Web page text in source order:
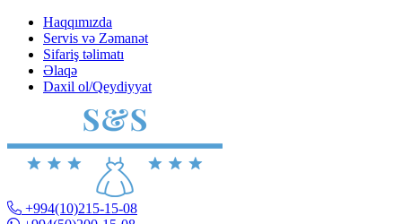
Haqqımızda
Servis və Zəmanət
Sifariş təlimatı
Əlaqə
Daxil ol/Qeydiyyat
+994(10)215-15-08